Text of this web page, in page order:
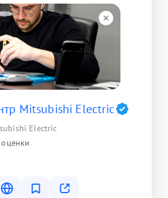
Mitsubishi Electric
Electric